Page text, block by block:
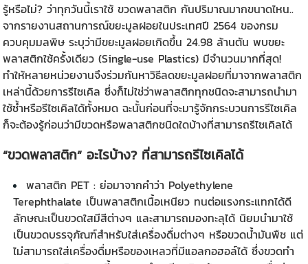
รู้หรือไม่? ว่าทุกวันนี้เราใช้ขวดพลาสติก กันปริมาณมากขนาดไหน..
จากรายงานสถานการณ์ขยะมูลฝอยในประเทศปี 2564 ของกรม
ควบคุมมลพิษ ระบุว่ามีขยะมูลฝอยเกิดขึ้น 24.98 ล้านตัน พบขยะ
พลาสติกใช้ครั้งเดียว (Single-use Plastics) มีจำนวนมากที่สุด!
ทำให้หลายหน่วยงานจึงร่วมกันหาวิธีลดขยะมูลฝอยที่มาจากพลาสติก
เหล่านี้ด้วยการรีไซเคิล ซึ่งก็ไม่ใช่ว่าพลาสติกทุกชนิดจะสามารถนำมา
ใช้ซ้ำหรือรีไซเคิลได้ทั้งหมด ฉะนั้นก่อนที่จะมารู้จักกระบวนการรีไซเคิล
ก็จะต้องรู้ก่อนว่ามีขวดหรือพลาสติกชนิดใดบ้างที่สามารถรีไซเคิลได้
“ขวดพลาสติก” อะไรบ้าง? ที่สามารถรีไซเคิลได้
พลาสติก PET : ย่อมาจากคำว่า Polyethylene
Terephthalate เป็นพลาสติกเนื้อเหนียว ทนต่อแรงกระแทกได้ดี
ลักษณะเป็นขวดใสมีสีต่างๆ และสามารถมองทะลุได้ นิยมนำมาใช้
เป็นขวดบรรจุภัณฑ์สำหรับใส่เครื่องดื่มต่างๆ หรือขวดน้ำมันพืช แต่
ไม่สามารถใส่เครื่องดื่มหรือของเหลวที่มีแอลกอฮอล์ได้ ซึ่งขวดทำ